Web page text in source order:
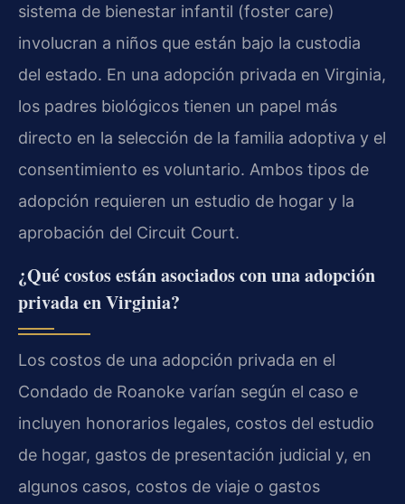
sistema de bienestar infantil (foster care)
involucran a niños que están bajo la custodia
del estado. En una adopción privada en Virginia,
los padres biológicos tienen un papel más
directo en la selección de la familia adoptiva y el
consentimiento es voluntario. Ambos tipos de
adopción requieren un estudio de hogar y la
aprobación del Circuit Court.
¿Qué costos están asociados con una adopción
privada en Virginia?
Los costos de una adopción privada en el
Condado de Roanoke varían según el caso e
incluyen honorarios legales, costos del estudio
de hogar, gastos de presentación judicial y, en
algunos casos, costos de viaje o gastos